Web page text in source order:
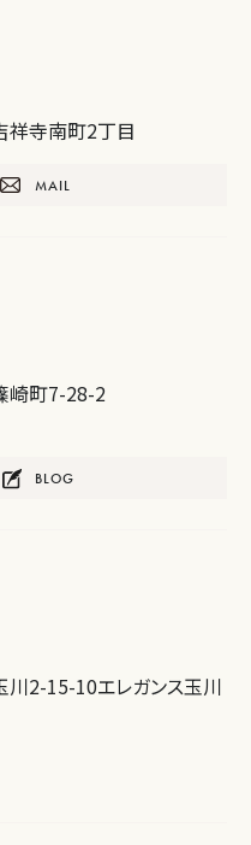
寺南町2丁目
MAIL
崎町7-28-2
BLOG
2-15-10エレガンス玉川